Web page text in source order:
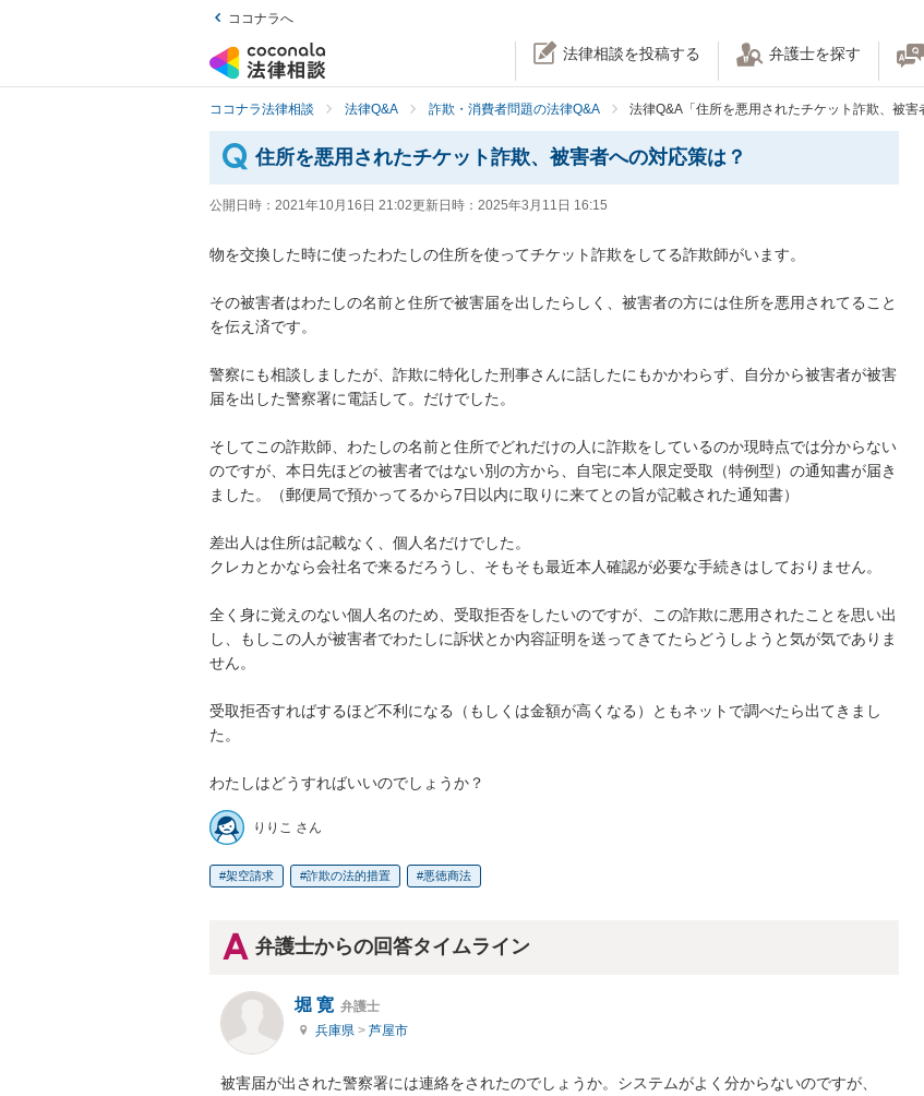
ココナラへ
法律相談を投稿する 弁護士を探す
ココナラ法律相談 法律Q&A 詐欺・消費者問題の法律Q&A 法律Q&A「住所を悪用されたチケット詐欺、被害
住所を悪用されたチケット詐欺、被害者への対応策は？
公開日時： 2021年10月16日 21:02更新日時： 2025年3月11日 16:15
物を交換した時に使ったわたしの住所を使ってチケット詐欺をしてる詐欺師がいます。
その被害者はわたしの名前と住所で被害届を出したらしく、被害者の方には住所を悪用されてること
を伝え済です。
警察にも相談しましたが、詐欺に特化した刑事さんに話したにもかかわらず、自分から被害者が被害
届を出した警察署に電話して。だけでした。
そしてこの詐欺師、わたしの名前と住所でどれだけの人に詐欺をしているのか現時点では分からない
のですが、本日先ほどの被害者ではない別の方から、自宅に本人限定受取（特例型）の通知書が届き
ました。（郵便局で預かってるから7日以内に取りに来てとの旨が記載された通知書）
差出人は住所は記載なく、個人名だけでした。
クレカとかなら会社名で来るだろうし、そもそも最近本人確認が必要な手続きはしておりません。
全く身に覚えのない個人名のため、受取拒否をしたいのですが、この詐欺に悪用されたことを思い出
し、もしこの人が被害者でわたしに訴状とか内容証明を送ってきてたらどうしようと気が気でありま
せん。
受取拒否すればするほど不利になる（もしくは金額が高くなる）ともネットで調べたら出てきまし
た。
わたしはどうすればいいのでしょうか？
りりこ さん
架空請求 詐欺の法的措置 悪徳商法
弁護士からの回答タイムライン
堀 寛 弁護士
兵庫県 > 芦屋市
被害届が出された警察署には連絡をされたのでしょうか。システムがよく分からないのですが、